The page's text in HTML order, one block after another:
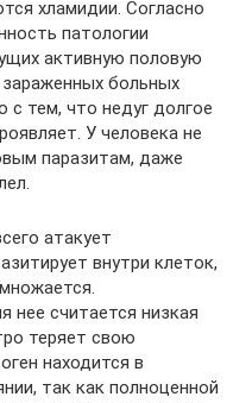
хламидии. Согласно
патологии
активную половую
больных
с тем, что недуг долгое
У человека не
паразитам, даже
атакует
внутри клеток,
нее считается низкая
теряет свою
находится в
так как полноценной